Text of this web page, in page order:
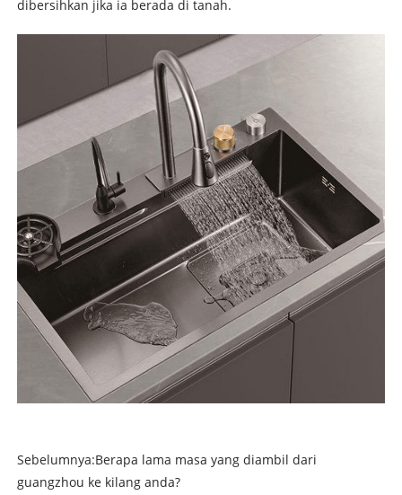
dibersihkan jika ia berada di tanah.
Sebelumnya:Berapa lama masa yang diambil dari
guangzhou ke kilang anda?